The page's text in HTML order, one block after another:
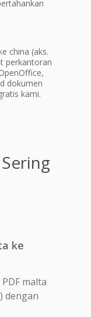
china (aks.
perkantoran
dokumen
kami.
ke
malta
dengan